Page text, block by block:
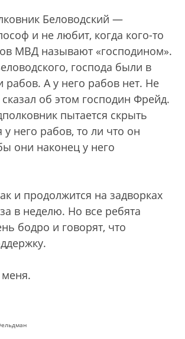
Беловодский —
и не любит, когда кого-то
МВД называют «господином».
господа были в
А у него рабов нет. Не
об этом господин Фрейд.
пытается скрыть
у него рабов, то ли что он
они наконец у него
и продолжится на задворках
в неделю. Но все ребята
бодро и говорят, что